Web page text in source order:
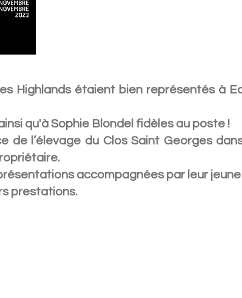
Highlands étaient bien représentés à
qu'à Sophie Blondel fidèles au poste !
de l’élevage du Clos Saint Georges
accompagnées par leur
prestations.